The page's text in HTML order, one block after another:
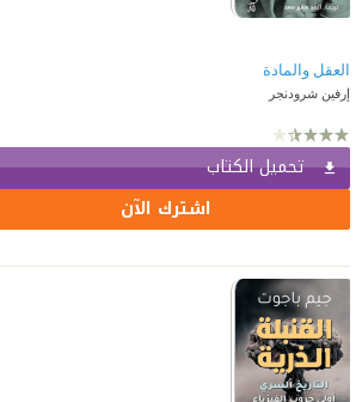
العقل والمادة
إرفين شرودنجر
تحميل الكتاب
اشترك الآن